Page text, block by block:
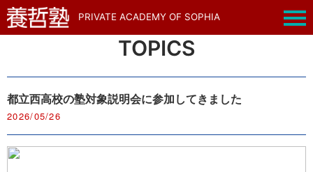
PRIVATE ACADEMY OF SOPHIA
TOPICS
都立西高校の塾対象説明会に参加してきました
2026/05/26